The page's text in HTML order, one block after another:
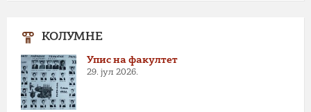
КОЛУМНЕ
Упис на факултет
29. јул 2026.